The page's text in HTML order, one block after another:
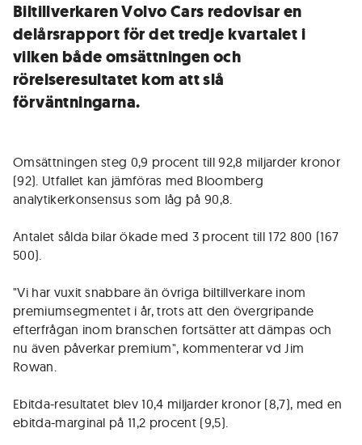
Biltillverkaren Volvo Cars redovisar en
delårsrapport för det tredje kvartalet i
vilken både omsättningen och
rörelseresultatet kom att slå
förväntningarna.
Omsättningen steg 0,9 procent till 92,8 miljarder kronor
(92). Utfallet kan jämföras med Bloomberg
analytikerkonsensus som låg på 90,8.
Antalet sålda bilar ökade med 3 procent till 172 800 (167
500).
"Vi har vuxit snabbare än övriga biltillverkare inom
premiumsegmentet i år, trots att den övergripande
efterfrågan inom branschen fortsätter att dämpas och
nu även påverkar premium", kommenterar vd Jim
Rowan.
Ebitda-resultatet blev 10,4 miljarder kronor (8,7), med en
ebitda-marginal på 11,2 procent (9,5).